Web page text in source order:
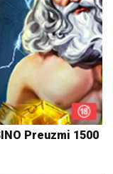
Preuzmi 1500